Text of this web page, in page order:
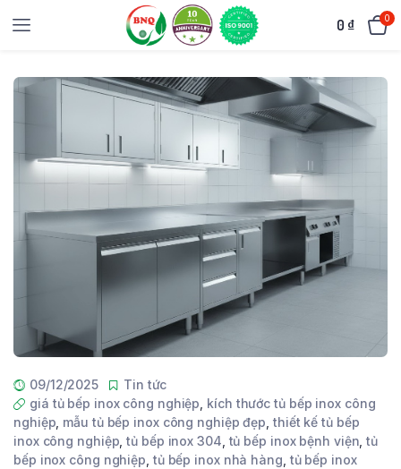
0 ₫ 0
09/12/2025
Tin tức
giá tủ bếp inox công nghiệp kích thước tủ bếp inox công
nghiệp mẫu tủ bếp inox công nghiệp đẹp thiết kế tủ bếp
inox công nghiệp ,tủ bếp inox 304 tủ bếp inox bệnh viện ,tủ
bếp inox công nghiệp tủ bếp inox nhà hàng tủ bếp inox